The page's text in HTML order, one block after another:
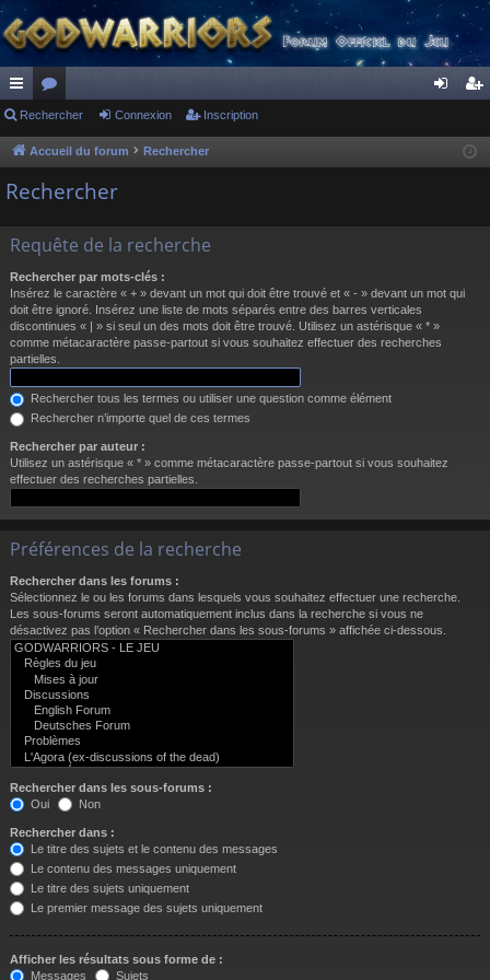
ac
co
ur
s
or
u
m
cri
Rechercher Connexion Inscription
Accueil du forum Rechercher
Rechercher
Requête de la recherche
Rechercher par mots-clés :
Insérez le caractère « + » devant un mot qui doit être trouvé et « - » devant un mot qui
doit être ignoré. Insérez une liste de mots séparés entre des barres verticales
discontinues « | » si seul un des mots doit être trouvé. Utilisez un astérisque « * »
comme métacaractère passe-partout si vous souhaitez effectuer des recherches
partielles.
Rechercher tous les termes ou utiliser une question comme élément
Rechercher n’importe quel de ces termes
Rechercher par auteur :
Utilisez un astérisque « * » comme métacaractère passe-partout si vous souhaitez
effectuer des recherches partielles.
Préférences de la recherche
Rechercher dans les forums :
Sélectionnez le ou les forums dans lesquels vous souhaitez effectuer une recherche.
Les sous-forums seront automatiquement inclus dans la recherche si vous ne
désactivez pas l’option « Rechercher dans les sous-forums » affichée ci-dessous.
Rechercher dans les sous-forums :
Oui
Non
Rechercher dans :
Le titre des sujets et le contenu des messages
Le contenu des messages uniquement
Le titre des sujets uniquement
Le premier message des sujets uniquement
Afficher les résultats sous forme de :
Messages
Sujets